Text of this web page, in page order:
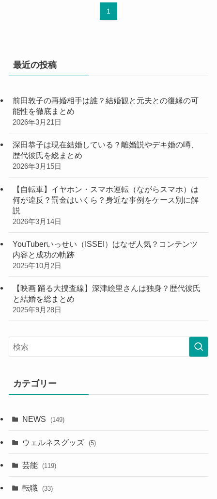
1
最近の投稿
前田敦子の再婚相手は誰？結婚観と元夫との復縁の可
能性を徹底まとめ
2026年3月21日
深田恭子は現在結婚している？離婚説やデキ婚の噂、
歴代彼氏を総まとめ
2026年3月15日
【自転車】イヤホン・スマホ運転（ながらスマホ）は
何が違反？罰金はいくら？身近な事例をケース別に解
説
2026年3月14日
YouTuberいっせい（ISSEI）はなぜ人気？コンテンツ
内容と成功の軌跡
2025年10月2日
【映画 踊る大捜査線】深津絵里さんは独身？歴代彼氏
と結婚を総まとめ
2025年9月28日
カテゴリー
NEWS (149)
ウェルネスグッズ (5)
芸能 (119)
転職 (33)